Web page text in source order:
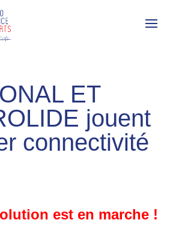
ET
jouent
connectivité
est en marche !